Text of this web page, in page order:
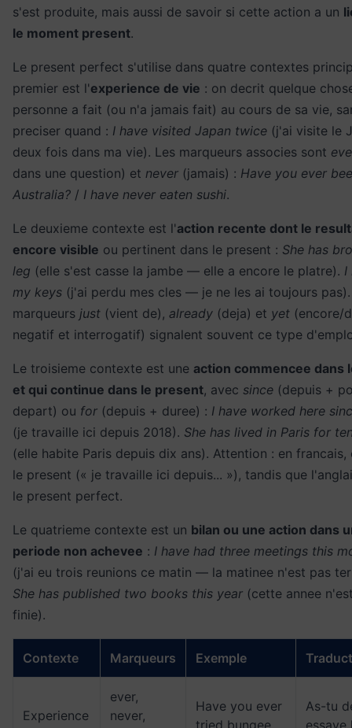
s'est produite, mais aussi de savoir si cette action a un
le moment present.
Le present perfect s'utilise dans quatre contextes
premier est l'experience de vie : on decrit quelque
personne a fait (ou n'a jamais fait) au cours de sa vie,
preciser quand : I have visited Japan twice (j'ai visite le
deux fois dans ma vie). Les marqueurs associes sont
dans une question) et never (jamais) : Have you ever
Australia? / I have never eaten sushi.
Le deuxieme contexte est l'action recente dont le
encore visible ou pertinent dans le present : She has
leg (elle s'est casse la jambe — elle a encore le platre). I
my keys (j'ai perdu mes cles — je ne les ai toujours
marqueurs just (vient de), already (deja) et yet (encore/
negatif et interrogatif) signalent souvent ce type
Le troisieme contexte est une action commencee dans
et qui continue dans le present, avec since (depuis +
depart) ou for (depuis + duree) : I have worked here
(je travaille ici depuis 2018). She has lived in Paris for
(elle habite Paris depuis dix ans). Attention : en francais,
le present (« je travaille ici depuis... »), tandis que
le present perfect.
Le quatrieme contexte est un bilan ou une action dans
periode non achevee : I have had three meetings this
(j'ai eu trois reunions ce matin — la matinee n'est pas
She has published two books this year (cette annee
finie).
Contexte Marqueurs Exemple
Experience
ever,
never,
Have you ever
As-tu